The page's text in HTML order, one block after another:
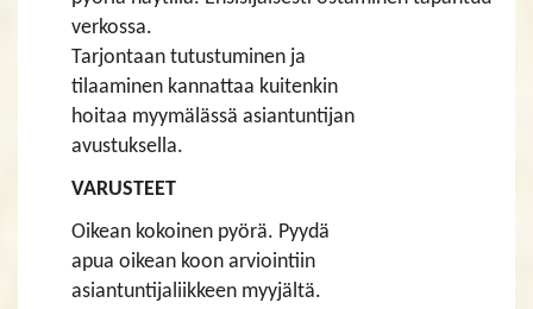
verkossa.
Tarjontaan tutustuminen ja
tilaaminen kannattaa kuitenkin
hoitaa myymälässä asiantuntijan
avustuksella.
VARUSTEET
Oikean kokoinen pyörä. Pyydä
apua oikean koon arviointiin
asiantuntijaliikkeen myyjältä.